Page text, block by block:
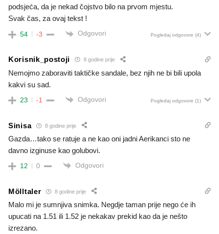
podsjeća, da je nekad čojstvo bilo na prvom mjestu.
Svak čas, za ovaj tekst !
54 -3 Odgovori Pogledaj odgovore (4)
Korisnik_postoji 8 godine prije
Nemojmo zaboraviti taktičke sandale, bez njih ne bi bili upola
kakvi su sad.
23 -1 Odgovori Pogledaj odgovore (1)
Sinisa 8 godine prije
Gazda…tako se ratuje a ne kao oni jadni Aerikanci sto ne
davno izginuse kao golubovi.
12 0 Odgovori
Mölltaler 8 godine prije
Malo mi je sumnjiva snimka. Negdje taman prije nego će ih
upucati na 1.51 ili 1.52 je nekakav prekid kao da je nešto
izrezano.